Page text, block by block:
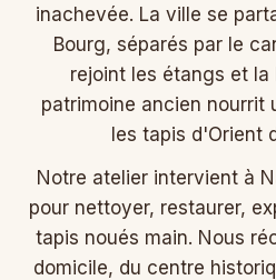
inachevée. La ville se
Bourg, séparés par le
rejoint les étangs et la
patrimoine ancien nourrit
les tapis d'Orient
Notre atelier intervient à
pour nettoyer, restaurer,
tapis noués main. Nous
domicile, du centre